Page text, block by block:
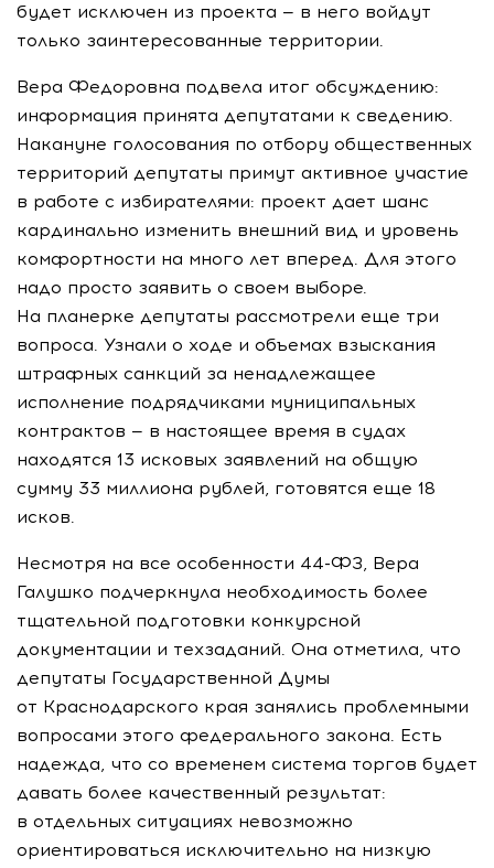
будет исключен из проекта — в него войдут
только заинтересованные территории.
Вера Федоровна подвела итог обсуждению:
информация принята депутатами к сведению.
Накануне голосования по отбору общественных
территорий депутаты примут активное участие
в работе с избирателями: проект дает шанс
кардинально изменить внешний вид и уровень
комфортности на много лет вперед. Для этого
надо просто заявить о своем выборе.
На планерке депутаты рассмотрели еще три
вопроса. Узнали о ходе и объемах взыскания
штрафных санкций за ненадлежащее
исполнение подрядчиками муниципальных
контрактов — в настоящее время в судах
находятся 13 исковых заявлений на общую
сумму 33 миллиона рублей, готовятся еще 18
исков.
Несмотря на все особенности 44-ФЗ, Вера
Галушко подчеркнула необходимость более
тщательной подготовки конкурсной
документации и техзаданий. Она отметила, что
депутаты Государственной Думы
от Краснодарского края занялись проблемными
вопросами этого федерального закона. Есть
надежда, что со временем система торгов будет
давать более качественный результат:
в отдельных ситуациях невозможно
ориентироваться исключительно на низкую